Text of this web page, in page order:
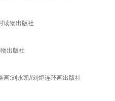
读物出版社
出版社
画:刘永凯//刘炬连环画出版社